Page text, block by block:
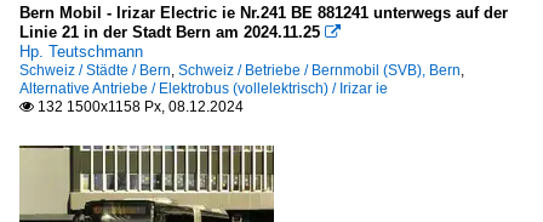
Bern Mobil - Irizar Electric ie Nr.241 BE 881241 unterwegs auf der
Linie 21 in der Stadt Bern am 2024.11.25 
Hp. Teutschmann
Schweiz / Städte / Bern, Schweiz / Betriebe / Bernmobil (SVB), Bern,
Alternative Antriebe / Elektrobus (vollelektrisch) / Irizar ie
 132 1500x1158 Px, 08.12.2024